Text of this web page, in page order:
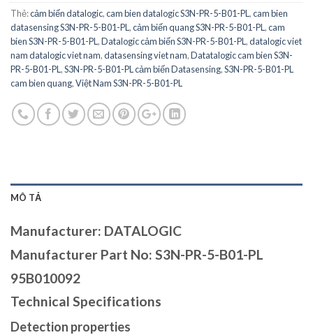
Thẻ:cảm biến datalogic,cam bien datalogic S3N-PR-5-B01-PL,cam bien
datasensing S3N-PR-5-B01-PL,cảm biến quang S3N-PR-5-B01-PL,cam
bien S3N-PR-5-B01-PL,Datalogic cảm biến S3N-PR-5-B01-PL,datalogic viet
nam datalogic viet nam,datasensing viet nam,Datatalogic cam bien S3N-
PR-5-B01-PL,S3N-PR-5-B01-PL cảm biến Datasensing,S3N-PR-5-B01-PL
cam bien quang,Việt Nam S3N-PR-5-B01-PL
MÔ TẢ
Manufacturer: DATALOGIC
Manufacturer Part No: S3N-PR-5-B01-PL
95B010092
Technical Specifications
Detection properties